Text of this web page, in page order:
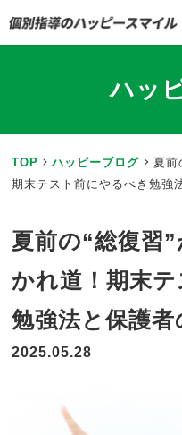
ハッ
TOP ハッピーブログ
夏前
期末テスト前にやるべき勉強
夏前の“総復習
かれ道！期末
勉強法と保護
2025.05.28